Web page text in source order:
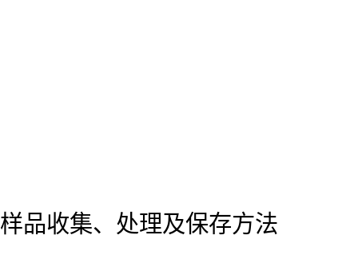
样品收集、处理及保存方法